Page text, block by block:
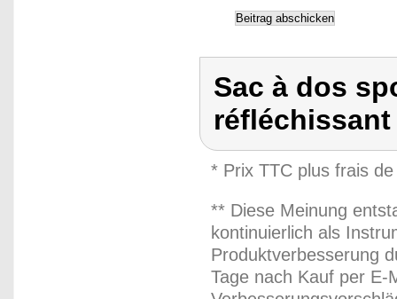
Sac à dos
réfléchissant
* Prix TTC plus frais
** Diese Meinung
kontinuierlich als
Produktverbesserung
Tage nach Kauf per E-